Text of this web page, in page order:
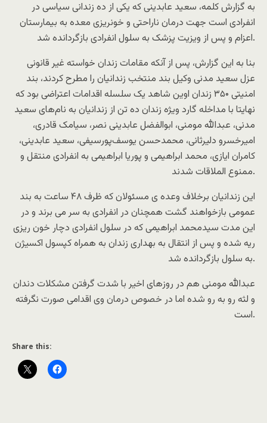
به گزارش کلمه، سعید عابدینی که یکی از ده زندانی سیاسی در
انفرادی است جهت درمان ناراحتی و خونریزی معده به بیمارستان
اعزام و پس از ویزیت پزشک به سلول انفرادی بازگردانده شد.
بنا به این گزارش، پس از آنکه مقامات زندان خواسته غیر قانونی
عزل سعید مدنی وکیل بند منتخب زندانیان را مطرح کردند، بند
امنیتی ۳۵۰ زندان اوین شاهد یک سلسله اقدامات اعتراضی بود که
نهایتا با مداخله گارد ویژه زندان ده تن از زندانیان به نام‌های سعید
مدنی، عبدالله مومنی، ابوالفضل عابدینی نصر، سیامک قادری،
امیرخسرو دلیرثانی، محمدحسن یوسف‌پورسیفی، سعید عابدینی،
کامران ایازی، محمد ابراهیمی و پوریا ابراهیمی به انفرادی منتقل و
ممنوع الملاقات شدند.
این زندانیان برخلاف وعده ی مسئولان که ظرف ۴۸ ساعت به بند
عمومی بازخواهند گشت همچنان در انفرادی به سر می برند و در
این مدت سیدمحمد ابراهیمی که در سلول انفرادی دچار خون ریزی
ریه شده و پس از انتقال به بهداری زندان به همراه کپسول اکسیژن
به سلول بازگردانده شد.
عبدالله مومنی هم در روزهای اخیر با شدت گرفتن مشکلات دندان
و لثه رو به رو شده اما در خصوص درمان وی اقدامی صورت نگرفته
است.
Share this: